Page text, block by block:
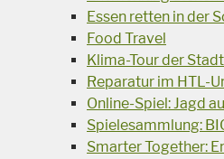
Essen retten in der
Food Travel
Klima-Tour der
Reparatur im HTL-
Online-Spiel: Jagd
Spielesammlung:
Smarter Together: